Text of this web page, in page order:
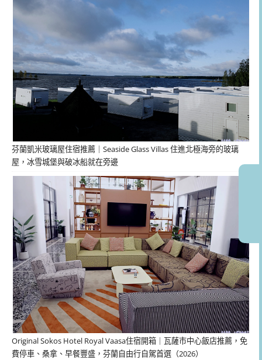
芬蘭凱米玻璃屋住宿推薦｜Seaside Glass Villas 住進北極海旁的玻璃
屋，冰雪城堡與破冰船就在旁邊
Original Sokos Hotel Royal Vaasa住宿開箱｜瓦薩市中心飯店推薦，免
費停車、桑拿、早餐豐盛，芬蘭自由行自駕首選（2026）